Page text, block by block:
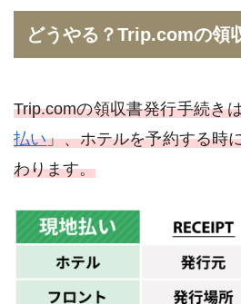
どうやる？Trip.comの領
Trip.comの領収書発行手続き
払い」、ホテルを予約する時
わります。